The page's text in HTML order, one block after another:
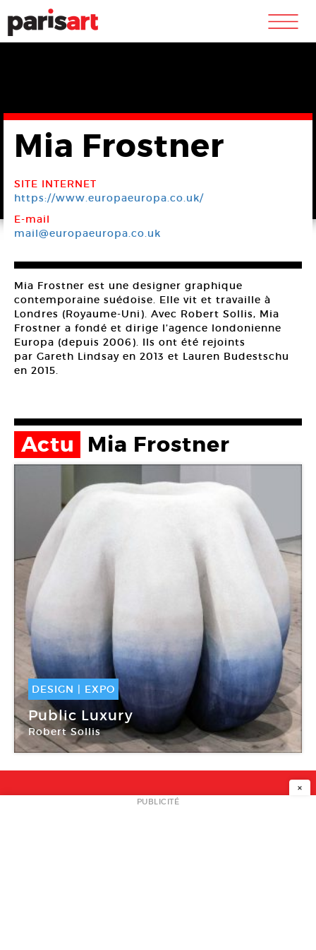
m
Mia Frostner
SITE INTERNET
https://www.europaeuropa.co.uk/
E-mail
mail@europaeuropa.co.uk
Mia Frostner est une designer graphique
contemporaine suédoise. Elle vit et travaille à
Londres (Royaume-Uni). Avec Robert Sollis, Mia
Frostner a fondé et dirige l’agence londonienne
Europa (depuis 2006). Ils ont été rejoints
par Gareth Lindsay en 2013 et Lauren Budestschu
en 2015.
Actu Mia Frostner
DESIGN | EXPO
15 Mar -09 Juin 2019
Public Luxury
Robert Sollis
Institut suédois de Paris
NEWSLETTER
×
PUBLICITÉ